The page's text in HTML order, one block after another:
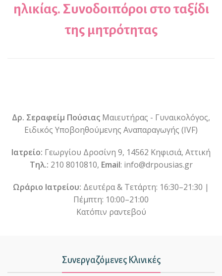
ηλικίας. Συνοδοιπόροι στο ταξίδι
της μητρότητας
Δρ. Σεραφείμ Πούσιας Μαιευτήρας - Γυναικολόγος,
Ειδικός Υποβοηθούμενης Αναπαραγωγής (IVF)
Ιατρείο: Γεωργίου Δροσίνη 9, 14562 Κηφισιά, Αττική
Τηλ.: 210 8010810, Email: info@drpousias.gr
Ωράριο Ιατρείου: Δευτέρα & Τετάρτη: 16:30–21:30 |
Πέμπτη: 10:00–21:00
Κατόπιν ραντεβού
Συνεργαζόμενες Κλινικές